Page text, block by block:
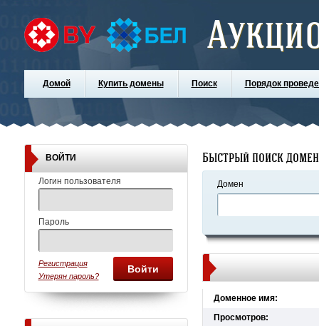
Домой Купить домены Поиск Порядок
ВОЙТИ
Логин пользователя
Пароль
Войти
Регистрация
Утерян пароль?
Быстрый поиск
Домен
Доменное имя:
Просмотров: